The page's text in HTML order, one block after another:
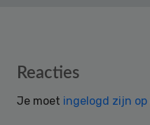
Reader
Reacties
Je moet ingelogd zijn op